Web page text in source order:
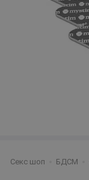
Секс шоп БДСМ